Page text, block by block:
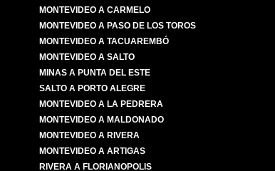
MONTEVIDEO A CARMELO
MONTEVIDEO A PASO DE LOS TOROS
MONTEVIDEO A TACUAREMBÓ
MONTEVIDEO A SALTO
MINAS A PUNTA DEL ESTE
SALTO A PORTO ALEGRE
MONTEVIDEO A LA PEDRERA
MONTEVIDEO A MALDONADO
MONTEVIDEO A RIVERA
MONTEVIDEO A ARTIGAS
RIVERA A FLORIANOPOLIS